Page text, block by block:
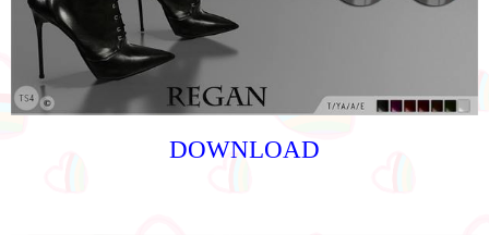
DOWNLOAD